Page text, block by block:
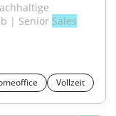
| Senior Sales
Vollzeit